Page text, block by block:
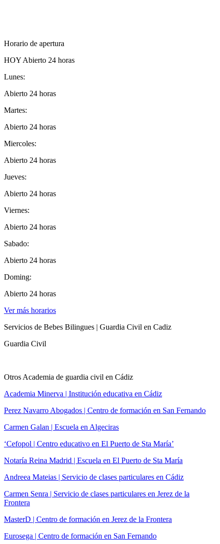
Horario de apertura
HOY Abierto 24 horas
Lunes:
Abierto 24 horas
Martes:
Abierto 24 horas
Miercoles:
Abierto 24 horas
Jueves:
Abierto 24 horas
Viernes:
Abierto 24 horas
Sabado:
Abierto 24 horas
Doming:
Abierto 24 horas
Ver más horarios
Servicios de Bebes Bilingues | Guardia Civil en Cadiz
Guardia Civil
Otros Academia de guardia civil en Cádiz
Academia Minerva | Institución educativa en Cádiz
Perez Navarro Abogados | Centro de formación en San Fernando
Carmen Galan | Escuela en Algeciras
‘Cefopol | Centro educativo en El Puerto de Sta María’
Notaría Reina Madrid | Escuela en El Puerto de Sta María
Andreea Mateias | Servicio de clases particulares en Cádiz
Carmen Senra | Servicio de clases particulares en Jerez de la
Frontera
MasterD | Centro de formación en Jerez de la Frontera
Eurosega | Centro de formación en San Fernando